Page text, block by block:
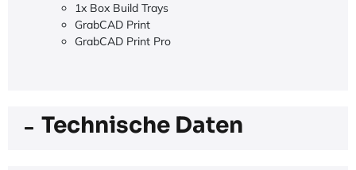
1x Box Build Trays
GrabCAD Print
GrabCAD Print Pro
Technische Daten